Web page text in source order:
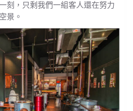
刻，只剩我們一組客人還在努力
景。